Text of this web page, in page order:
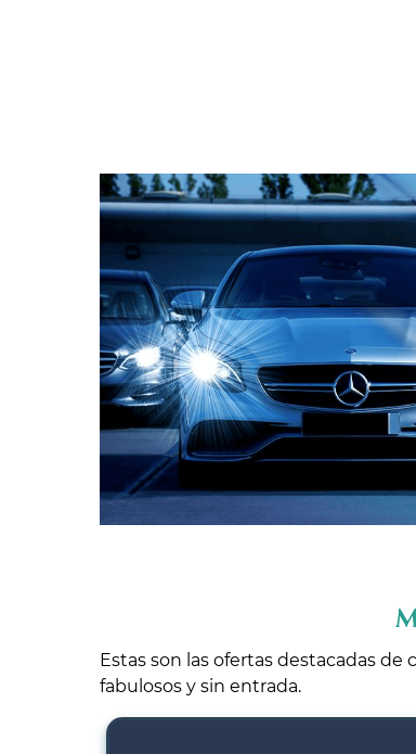
Estas son las ofertas destacadas
fabulosos y sin entrada.